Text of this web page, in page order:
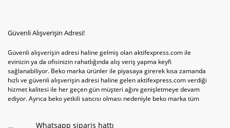
Güvenli Alışverişin Adresi!
Güvenli alışverişin adresi haline gelmiş olan aktifexpress.com ile
evinizin ya da ofisinizin rahatlığında alış veriş yapma keyfi
sağlanabiliyor. Beko marka ürünler ile piyasaya girerek kısa zamanda
hızlı ve güvenli alışverişin adresi haline gelen aktifexpress.com verdiği
hizmet kalitesi ile her geçen gün müşteri ağını genişletmeye devam
ediyor. Ayrıca beko yetkili satıcısı olması nedeniyle beko marka tüm
televizyon ya da bulaşık makinesi değil aynı zamanda çamaşır makinesi
Whatsapp sipariş hattı